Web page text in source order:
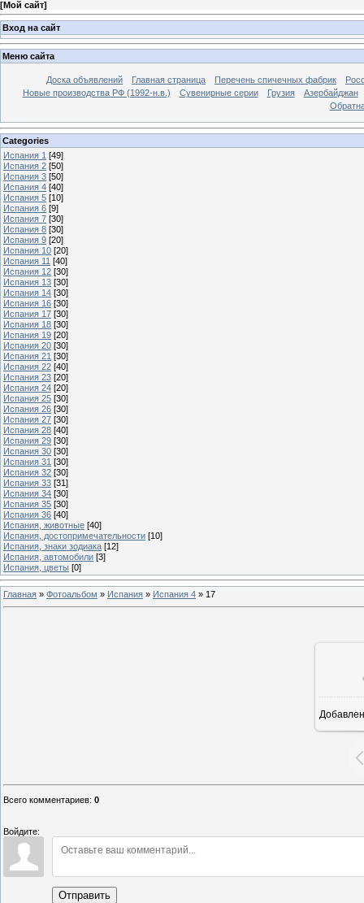
[Мой сайт]
Вход на сайт
Меню сайта
Доска объявлений Главная страница Перечень спичечных фабрик
Новые производства РФ (1992-н.в.)
Сувенирные серии Грузия
Азербайджан
Categories
Испания 1 [49]
Испания 2 [50]
Испания 3 [50]
Испания 4 [40]
Испания 5 [10]
Испания 6 [9]
Испания 7 [30]
Испания 8 [30]
Испания 9 [20]
Испания 10 [20]
Испания 11 [40]
Испания 12 [30]
Испания 13 [30]
Испания 14 [30]
Испания 16 [30]
Испания 17 [30]
Испания 18 [30]
Испания 19 [20]
Испания 20 [30]
Испания 21 [30]
Испания 22 [40]
Испания 23 [20]
Испания 24 [20]
Испания 25 [30]
Испания 26 [30]
Испания 27 [30]
Испания 28 [40]
Испания 29 [30]
Испания 30 [30]
Испания 31 [30]
Испания 32 [30]
Испания 33 [31]
Испания 34 [30]
Испания 35 [30]
Испания 36 [40]
Испания, животные [40]
Испания, достопримечательности [10]
Испания, знаки зодиака [12]
Испания, автомобили [3]
Испания, цветы [0]
Главная » Фотоальбом » Испания » Испания 4 » 17
Всего комментариев: 0
Войдите:
Отправить